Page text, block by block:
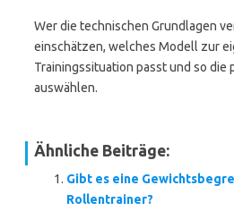
Wer die technischen Grundlagen
einschätzen, welches Modell zur
Trainingssituation passt und so die
auswählen.
Ähnliche Beiträge:
Gibt es eine
Rollentrainer?